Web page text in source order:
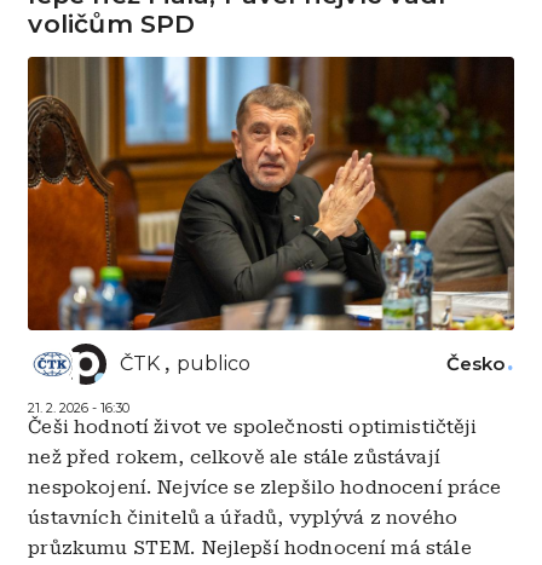
voličům SPD
ČTK publico
21. 2. 2026 - 16:30
Česko
Češi hodnotí život ve společnosti optimističtěji
než před rokem, celkově ale stále zůstávají
nespokojení. Nejvíce se zlepšilo hodnocení práce
ústavních činitelů a úřadů, vyplývá z nového
průzkumu STEM. Nejlepší hodnocení má stále